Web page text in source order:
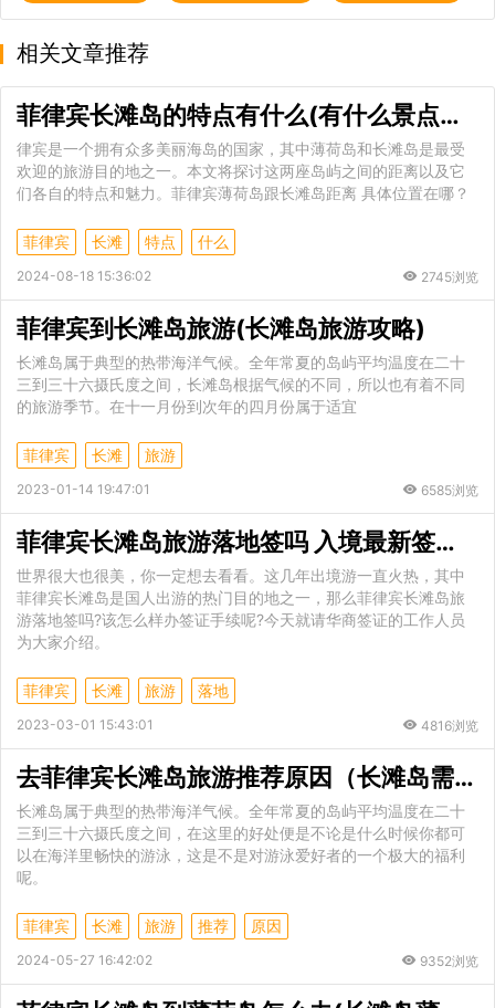
相关文章推荐
菲律宾长滩岛的特点有什么(有什么景点推荐)
律宾是一个拥有众多美丽海岛的国家，其中薄荷岛和长滩岛是最受
欢迎的旅游目的地之一。本文将探讨这两座岛屿之间的距离以及它
们各自的特点和魅力。菲律宾薄荷岛跟长滩岛距离 具体位置在哪？
菲律宾 长滩 特点 什么
2024-08-18 15:36:02 2745浏览
菲律宾到长滩岛旅游(长滩岛旅游攻略)
长滩岛属于典型的热带海洋气候。全年常夏的岛屿平均温度在二十
三到三十六摄氏度之间，长滩岛根据气候的不同，所以也有着不同
的旅游季节。在十一月份到次年的四月份属于适宜
菲律宾 长滩 旅游
2023-01-14 19:47:01 6585浏览
菲律宾长滩岛旅游落地签吗 入境最新签证政策
世界很大也很美，你一定想去看看。这几年出境游一直火热，其中
菲律宾长滩岛是国人出游的热门目的地之一，那么菲律宾长滩岛旅
游落地签吗?该怎么样办签证手续呢?今天就请华商签证的工作人员
为大家介绍。
菲律宾 长滩 旅游 落地
2023-03-01 15:43:01 4816浏览
去菲律宾长滩岛旅游推荐原因（长滩岛需要签证吗）
长滩岛属于典型的热带海洋气候。全年常夏的岛屿平均温度在二十
三到三十六摄氏度之间，在这里的好处便是不论是什么时候你都可
以在海洋里畅快的游泳，这是不是对游泳爱好者的一个极大的福利
呢。
菲律宾 长滩 旅游 推荐 原因
2024-05-27 16:42:02 9352浏览